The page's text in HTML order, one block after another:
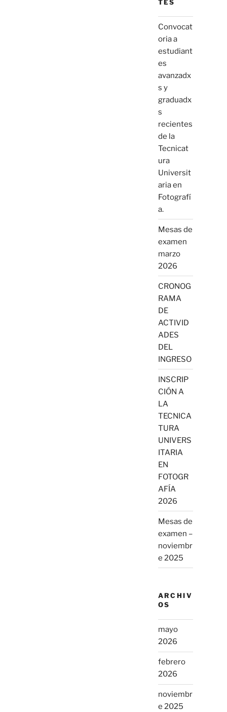
TES
Convocat
oria a
estudiant
es
avanzadx
s y
graduadx
s
recientes
de la
Tecnicat
ura
Universit
aria en
Fotografí
a.
Mesas de
examen
marzo
2026
CRONOG
RAMA
DE
ACTIVID
ADES
DEL
INGRESO
INSCRIP
CIÓN A
LA
TECNICA
TURA
UNIVERS
ITARIA
EN
FOTOGR
AFÍA
2026
Mesas de
examen –
noviembr
e 2025
ARCHIV
OS
mayo
2026
febrero
2026
noviembr
e 2025